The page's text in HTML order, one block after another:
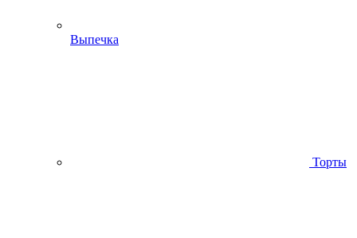
Выпечка
Торты